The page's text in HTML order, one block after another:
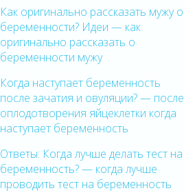
Как оригинально рассказать мужу о
беременности? Идеи — как
оригинально рассказать о
беременности мужу
Когда наступает беременность
после зачатия и овуляции? — после
оплодотворения яйцеклетки когда
наступает беременность
Ответы: Когда лучше делать тест на
беременность? — когда лучше
проводить тест на беременность